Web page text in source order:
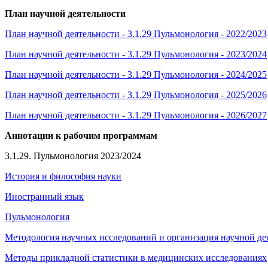
План научной деятельности
План научной деятельности - 3.1.29 Пульмонология - 2022/2023
План научной деятельности - 3.1.29 Пульмонология - 2023/2024
План научной деятельности - 3.1.29 Пульмонология - 2024/2025
План научной деятельности - 3.1.29 Пульмонология - 2025/2026
План научной деятельности - 3.1.29 Пульмонология - 2026/2027
Аннотации к рабочим программам
3.1.29. Пульмонология 2023/2024
История и философия науки
Иностранный язык
Пульмонология
Методология научных исследований и организация научной
Методы прикладной статистики в медицинских исследованиях